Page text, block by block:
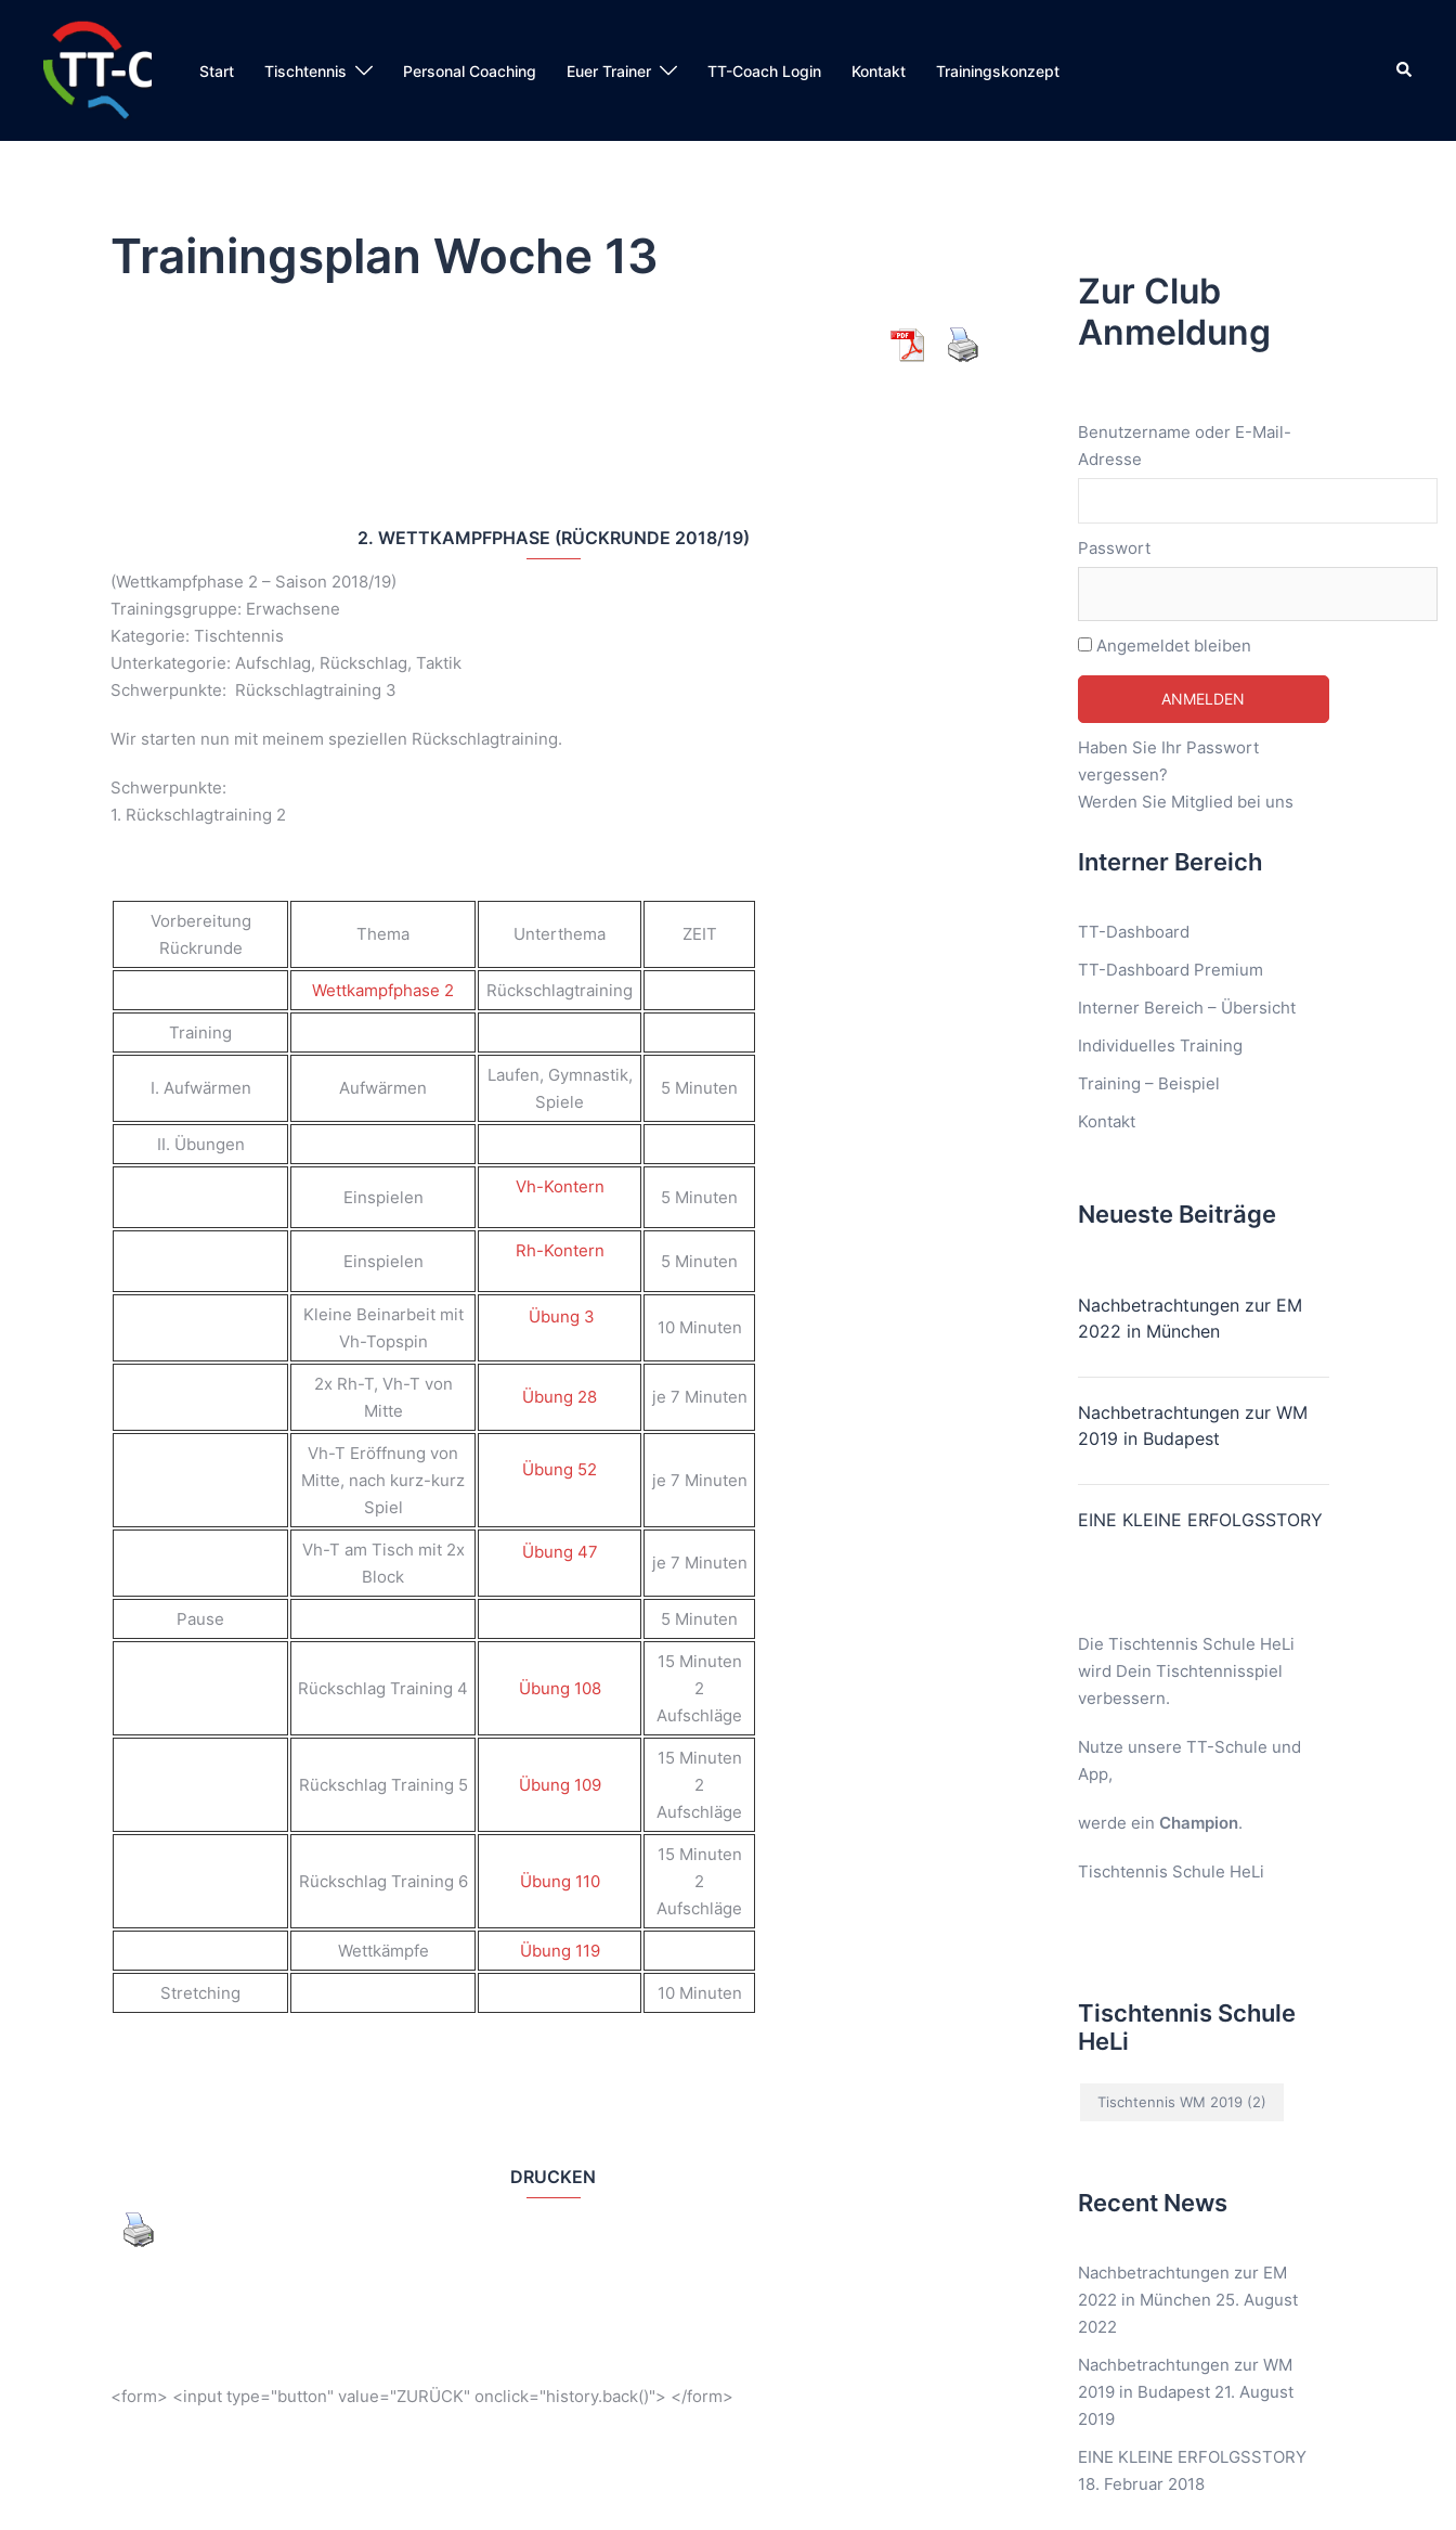
springen
Start Tischtennis Personal Coaching Euer Trainer TT-Coach Login Kontakt Trainingskonzept Suche
Trainingsplan Woche 13
2. WETTKAMPFPHASE (RÜCKRUNDE 2018/19)
(Wettkampfphase 2 – Saison 2018/19)
Trainingsgruppe: Erwachsene
Kategorie: Tischtennis
Unterkategorie: Aufschlag, Rückschlag, Taktik
Schwerpunkte: Rückschlagtraining 3
Wir starten nun mit meinem speziellen Rückschlagtraining.
Schwerpunkte:
1. Rückschlagtraining 2
Vorbereitung
Rückrunde
Thema Unterthema ZEIT
Wettkampfphase 2 Rückschlagtraining
Training
I. Aufwärmen Aufwärmen
Laufen, Gymnastik,
Spiele
5 Minuten
II. Übungen
Einspielen
Vh-Kontern
5 Minuten
Einspielen
Rh-Kontern
5 Minuten
Kleine Beinarbeit mit
Vh-Topspin
Übung 3
10 Minuten
2x Rh-T, Vh-T von
Mitte
Übung 28 je 7 Minuten
Vh-T Eröffnung von
Mitte, nach kurz-kurz
Spiel
Übung 52
je 7 Minuten
Vh-T am Tisch mit 2x
Block
Übung 47
je 7 Minuten
Pause 5 Minuten
Rückschlag Training 4 Übung 108
15 Minuten
2
Aufschläge
Rückschlag Training 5 Übung 109
15 Minuten
2
Aufschläge
Rückschlag Training 6 Übung 110
15 Minuten
2
Aufschläge
Wettkämpfe Übung 119
Stretching 10 Minuten
DRUCKEN
<form> <input type="button" value="ZURÜCK" onclick="history.back()"> </form>
Zur Club
Anmeldung
Benutzername oder E-Mail-
Adresse
Passwort
Angemeldet bleiben
Haben Sie Ihr Passwort
vergessen?
Werden Sie Mitglied bei uns
Interner Bereich
TT-Dashboard
TT-Dashboard Premium
Interner Bereich – Übersicht
Individuelles Training
Training – Beispiel
Kontakt
Neueste Beiträge
Nachbetrachtungen zur EM
2022 in München
Nachbetrachtungen zur WM
2019 in Budapest
EINE KLEINE ERFOLGSSTORY
Die Tischtennis Schule HeLi
wird Dein Tischtennisspiel
verbessern.
Nutze unsere TT-Schule und
App,
werde ein Champion.
Tischtennis Schule HeLi
Tischtennis Schule
HeLi
Tischtennis WM 2019(2)
Recent News
Nachbetrachtungen zur EM
2022 in München 25. August
2022
Nachbetrachtungen zur WM
2019 in Budapest 21. August
2019
EINE KLEINE ERFOLGSSTORY
18. Februar 2018